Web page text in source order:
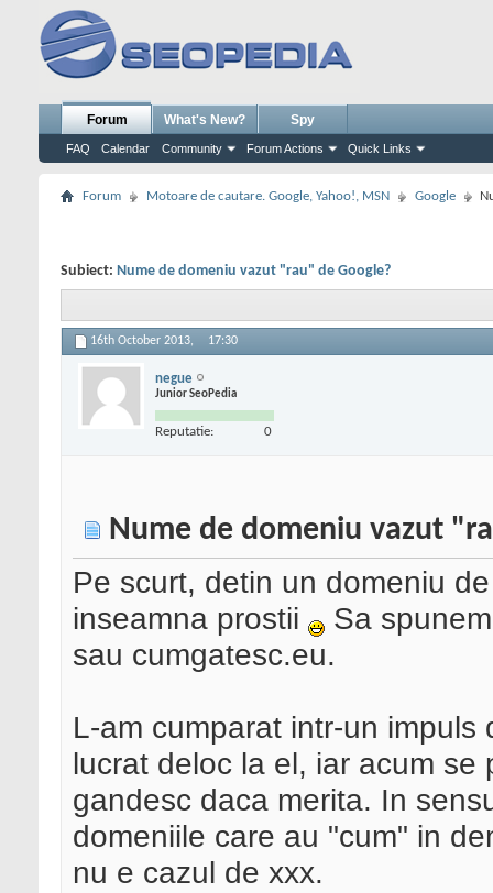
Forum
FAQ Calendar Community Forum Actions Quick Links
What's New? Spy
Forum Motoare de cautare. Google, Yahoo!, MSN Google
Subiect: Nume de domeniu vazut "rau" de Google?
16th October 2013, 17:30
negue
Junior SeoPedia
Reputatie: 0
Nume de domeniu vazut
Pe scurt, detin un domeniu
inseamna prostii
Sa
sau cumgatesc.eu.
L-am cumparat intr-un
lucrat deloc la el, iar acum
gandesc daca merita. In
domeniile care au "cum" in
nu e cazul de xxx.